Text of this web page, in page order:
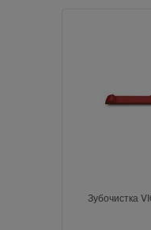
Зубочистка